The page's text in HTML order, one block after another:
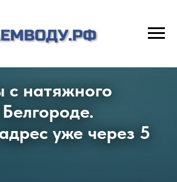
с натяжного
уже через 5